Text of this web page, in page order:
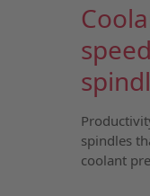
spindles
coolant